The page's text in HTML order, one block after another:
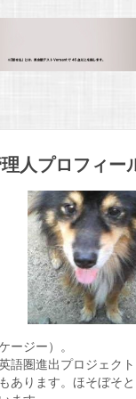
人プロフィー
ージー）。
語圏進出プロジェク
あります。ほそぼそ